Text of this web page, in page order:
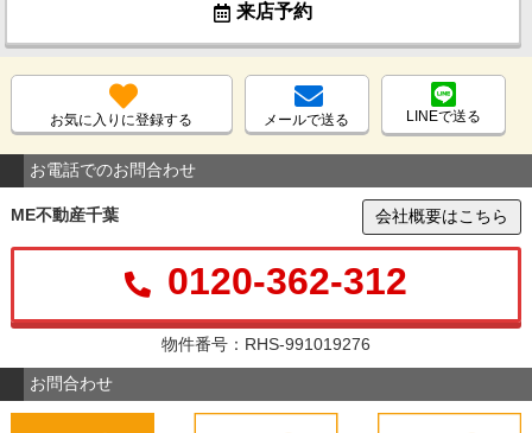
来店予約
お気に入りに登録する メールで送る LINEで送る
お電話でのお問合わせ
ME不動産千葉 会社概要はこちら
0120-362-312
物件番号：RHS-991019276
お問合わせ